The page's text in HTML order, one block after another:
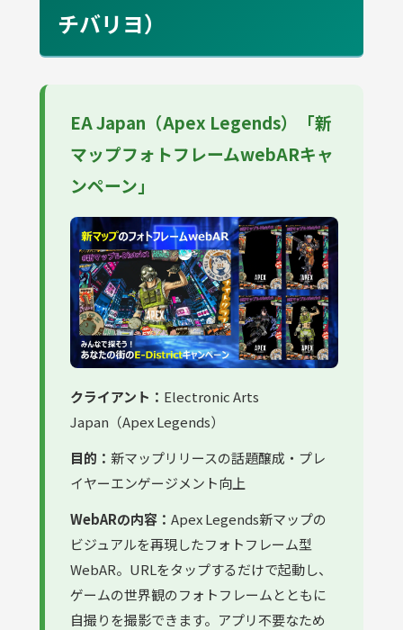
チバリヨ）
EA Japan（Apex Legends）「新
マップフォトフレームwebARキャ
ンペーン」
クライアント： Electronic Arts
Japan（Apex Legends）
目的： 新マップリリースの話題醸成・プレ
イヤーエンゲージメント向上
WebARの内容： Apex Legends新マップの
ビジュアルを再現したフォトフレーム型
WebAR。URLをタップするだけで起動し、
ゲームの世界観のフォトフレームとともに
自撮りを撮影できます。アプリ不要なため